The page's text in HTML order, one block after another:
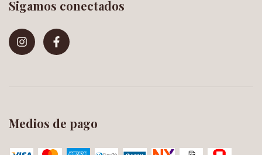
Sigamos conectados
Medios de pago